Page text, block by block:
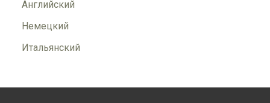
Английский
Немецкий
Итальянский